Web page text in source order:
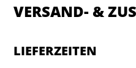
VERSAND- &
LIEFERZEITEN